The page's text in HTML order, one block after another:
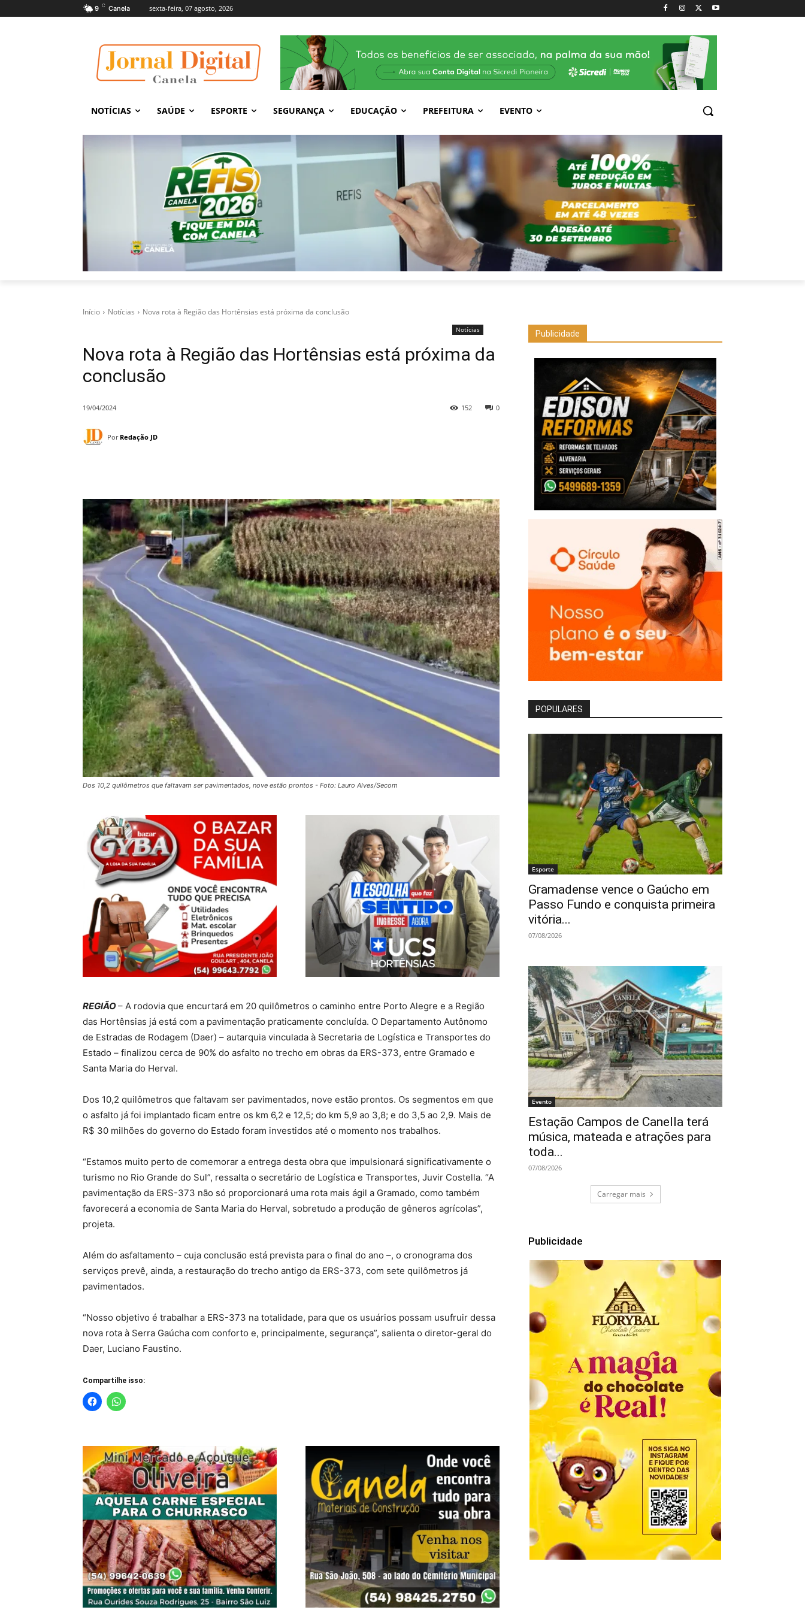
9 C Canela sexta-feira, 07 agosto, 2026
NOTÍCIAS SAÚDE ESPORTE SEGURANÇA EDUCAÇÃO PREFEITURA EVENTO
Início Notícias Nova rota à Região das Hortênsias está próxima da conclusão
Notícias
Nova rota à Região das Hortênsias está próxima da
conclusão
19/04/2024 0
152
Por Redação JD
Dos 10,2 quilômetros que faltavam ser pavimentados, nove estão prontos - Foto: Lauro Alves/Secom
REGIÃO– A rodovia que encurtará em 20 quilômetros o caminho entre Porto Alegre e a Região
das Hortênsias já está com a pavimentação praticamente concluída. O Departamento Autônomo
de Estradas de Rodagem (Daer) – autarquia vinculada à Secretaria de Logística e Transportes do
Estado – finalizou cerca de 90% do asfalto no trecho em obras da ERS-373, entre Gramado e
Santa Maria do Herval.
Dos 10,2 quilômetros que faltavam ser pavimentados, nove estão prontos. Os segmentos em que
o asfalto já foi implantado ficam entre os km 6,2 e 12,5; do km 5,9 ao 3,8; e do 3,5 ao 2,9. Mais de
R$ 30 milhões do governo do Estado foram investidos até o momento nos trabalhos.
“Estamos muito perto de comemorar a entrega desta obra que impulsionará significativamente o
turismo no Rio Grande do Sul”, ressalta o secretário de Logística e Transportes, Juvir Costella. “A
pavimentação da ERS-373 não só proporcionará uma rota mais ágil a Gramado, como também
favorecerá a economia de Santa Maria do Herval, sobretudo a produção de gêneros agrícolas”,
projeta.
Além do asfaltamento – cuja conclusão está prevista para o final do ano –, o cronograma dos
serviços prevê, ainda, a restauração do trecho antigo da ERS-373, com sete quilômetros já
pavimentados.
“Nosso objetivo é trabalhar a ERS-373 na totalidade, para que os usuários possam usufruir dessa
nova rota à Serra Gaúcha com conforto e, principalmente, segurança”, salienta o diretor-geral do
Daer, Luciano Faustino.
Compartilhe isso:
Publicidade
POPULARES
Esporte
Gramadense vence o Gaúcho em
Passo Fundo e conquista primeira
vitória...
07/08/2026
Evento
Estação Campos de Canella terá
música, mateada e atrações para
toda...
07/08/2026
Carregar mais
Publicidade